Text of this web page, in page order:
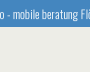
- mobile beratung